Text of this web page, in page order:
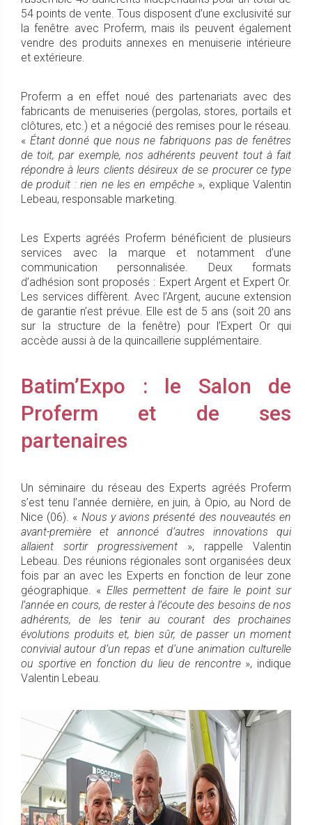
54 points de vente. Tous disposent d’une exclusivité sur
la fenêtre avec Proferm, mais ils peuvent également
vendre des produits annexes en menuiserie intérieure
et extérieure.
Proferm a en effet noué des partenariats avec des
fabricants de menuiseries (pergolas, stores, portails et
clôtures, etc.) et a négocié des remises pour le réseau.
« Étant donné que nous ne fabriquons pas de fenêtres
de toit, par exemple, nos adhérents peuvent tout à fait
répondre à leurs clients désireux de se procurer ce type
de produit : rien ne les en empêche », explique Valentin
Lebeau, responsable marketing.
Les Experts agréés Proferm bénéficient de plusieurs
services avec la marque et notamment d’une
communication personnalisée. Deux formats
d’adhésion sont proposés : Expert Argent et Expert Or.
Les services diffèrent. Avec l’Argent, aucune extension
de garantie n’est prévue. Elle est de 5 ans (soit 20 ans
sur la structure de la fenêtre) pour l’Expert Or qui
accède aussi à de la quincaillerie supplémentaire.
Batim’Expo : le Salon de
Proferm et de ses
partenaires
Un séminaire du réseau des Experts agréés Proferm
s’est tenu l’année dernière, en juin, à Opio, au Nord de
Nice (06). « Nous y avions présenté des nouveautés en
avant-première et annoncé d’autres innovations qui
allaient sortir progressivement », rappelle Valentin
Lebeau. Des réunions régionales sont organisées deux
fois par an avec les Experts en fonction de leur zone
géographique. « Elles permettent de faire le point sur
l’année en cours, de rester à l’écoute des besoins de nos
adhérents, de les tenir au courant des prochaines
évolutions produits et, bien sûr, de passer un moment
convivial autour d’un repas et d’une animation culturelle
ou sportive en fonction du lieu de rencontre », indique
Valentin Lebeau.